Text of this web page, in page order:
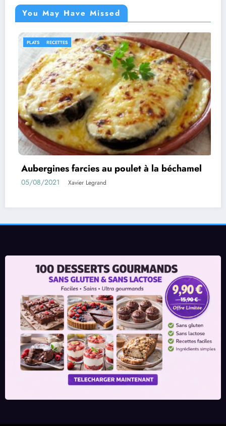
You May Have Missed
poulet à la béchamel
IDÉES RECETTES RECETTES
Rouleaux